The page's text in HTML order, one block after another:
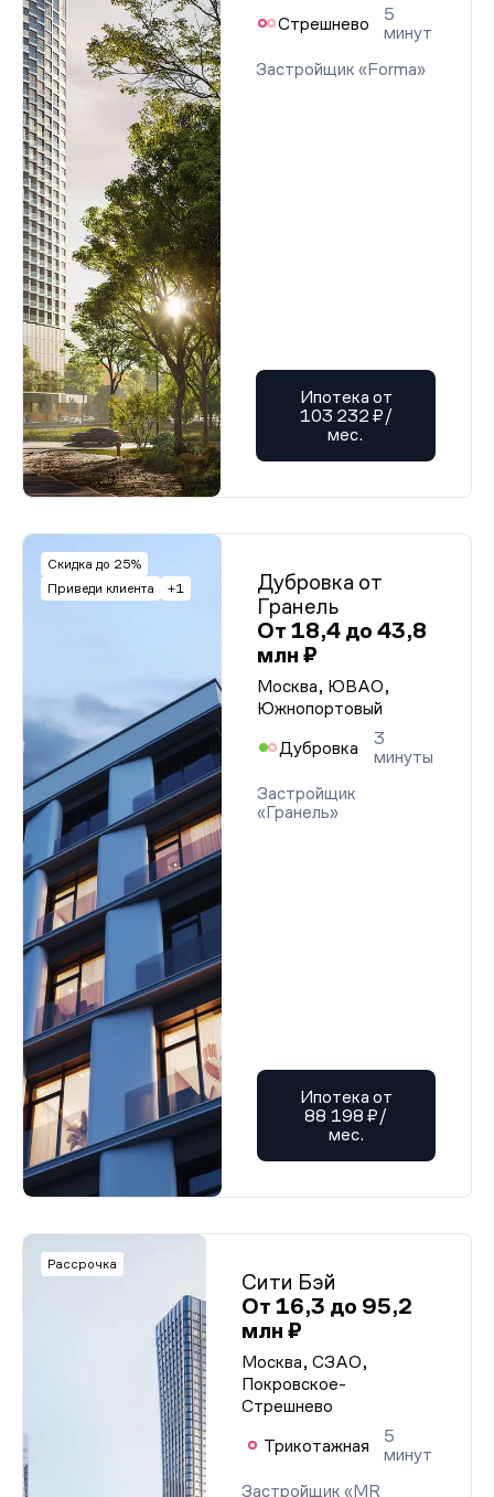
Стрешнево
5
минут
Застройщик «Forma»
Ипотека от
103 232 ₽/
мес.
Скидка до 25%
Приведи клиента
+1
Дубровка от
Гранель
От 18,4 до 43,8
млн ₽
Москва, ЮВАО,
Южнопортовый
Дубровка
3
минуты
Застройщик
«Гранель»
Ипотека от
88 198 ₽/
мес.
Рассрочка
Сити Бэй
От 16,3 до 95,2
млн ₽
Москва, СЗАО,
Покровское-
Стрешнево
Трикотажная
5
минут
Застройщик «MR